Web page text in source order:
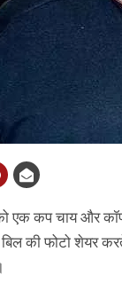
एक कप चाय और
बिल की फोटो शेयर